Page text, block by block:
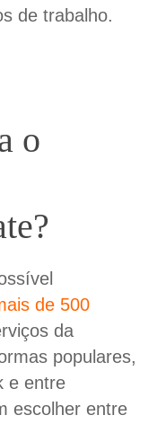
de trabalho.
o
?
de 500
da
populares,
e entre
escolher entre